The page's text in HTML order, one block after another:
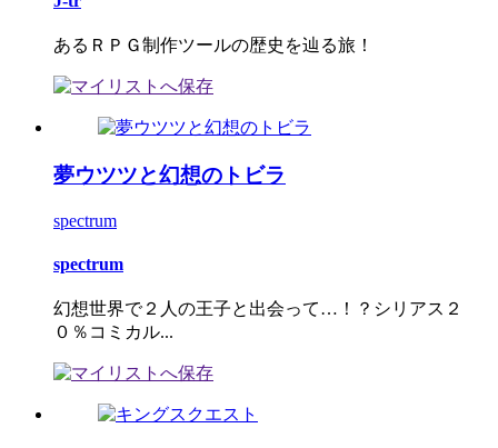
あるＲＰＧ制作ツールの歴史を辿る旅！
夢ウツツと幻想のトビラ
spectrum
spectrum
幻想世界で２人の王子と出会って…！？シリアス２
０％コミカル...